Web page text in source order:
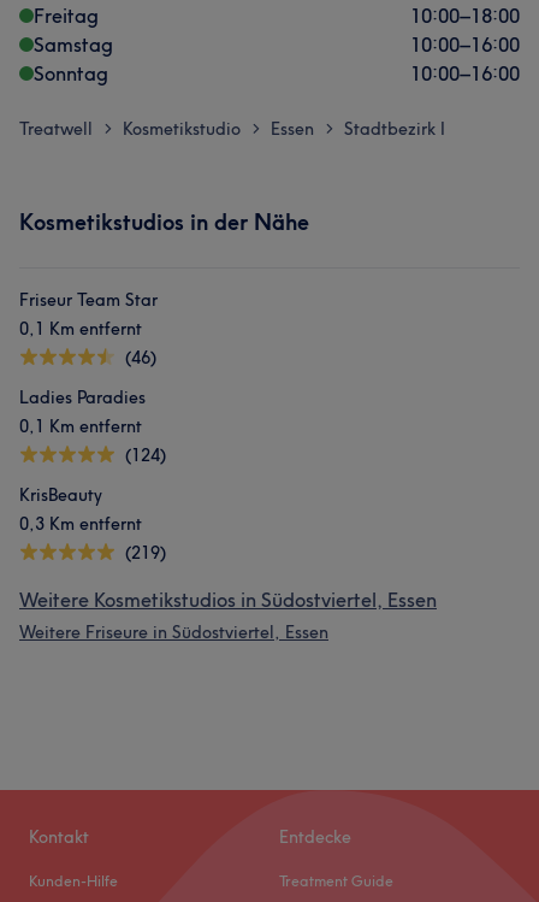
Freitag
10:00–18:00
Samstag
10:00–16:00
Sonntag
10:00–16:00
Treatwell > Kosmetikstudio > Essen > Stadtbezirk I
Kosmetikstudios in der Nähe
Friseur Team Star
0,1 Km entfernt
(46)
Ladies Paradies
0,1 Km entfernt
(124)
KrisBeauty
0,3 Km entfernt
(219)
Weitere Kosmetikstudios in Südostviertel, Essen
Weitere Friseure in Südostviertel, Essen
Kontakt
Kunden-Hilfe
Entdecke
Treatment Guide